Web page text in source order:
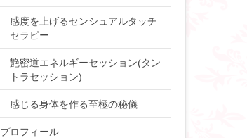
感度を上げるセンシュアルタッチ
セラピー
艶密道エネルギーセッション(タン
トラセッション)
感じる身体を作る至極の秘儀
プロフィール